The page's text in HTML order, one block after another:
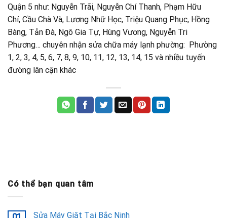
Quận 5 như: Nguyễn Trãi, Nguyễn Chí Thanh, Phạm Hữu
Chí, Cầu Chà Và, Lương Nhữ Học, Triệu Quang Phục, Hồng
Bàng, Tản Đà, Ngô Gia Tự, Hùng Vương, Nguyễn Tri
Phương… chuyên nhận sửa chữa máy lạnh phường: Phường
1, 2, 3, 4, 5, 6, 7, 8, 9, 10, 11, 12, 13, 14, 15 và nhiều tuyến
đường lân cận khác
Có thể bạn quan tâm
Sửa Máy Giặt Tại Bắc Ninh